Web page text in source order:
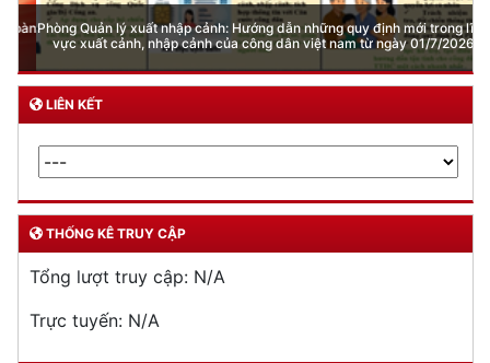
Phòng Quản lý xuất nhập cảnh: Hướng dẫn những quy định mới trong lĩnh
vực xuất cảnh, nhập cảnh của công dân việt nam từ ngày 01/7/2026
LIÊN KẾT
THỐNG KÊ TRUY CẬP
Tổng lượt truy cập: N/A
Trực tuyến: N/A